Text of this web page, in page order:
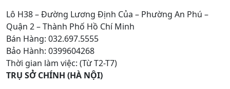
Lô H38 – Đường Lương Định Của – Phường An Phú –
Quận 2 – Thành Phố Hồ Chí Minh
Bán Hàng: 032.697.5555
Bảo Hành: 0399604268
Thời gian làm việc: (Từ T2-T7)
TRỤ SỞ CHÍNH (HÀ NỘI)